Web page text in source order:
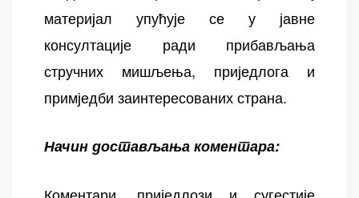
материјал упућује се у јавне
консултације ради прибављања
стручних мишљења, приједлога и
примједби заинтересованих страна.
Начин достављања коментара: